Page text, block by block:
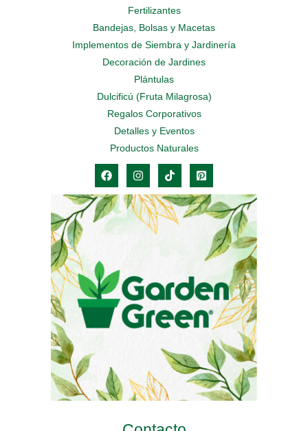
Fertilizantes
Bandejas, Bolsas y Macetas
Implementos de Siembra y Jardinería
Decoración de Jardines
Plántulas
Dulcificú (Fruta Milagrosa)
Regalos Corporativos
Detalles y Eventos
Productos Naturales